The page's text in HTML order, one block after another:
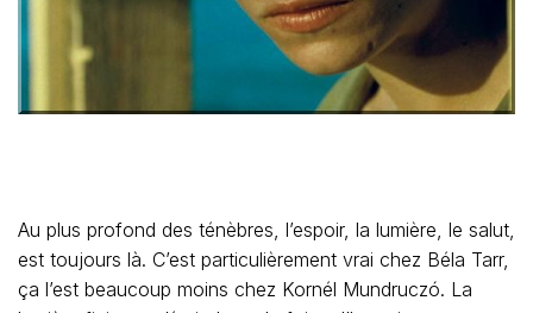
Au plus profond des ténèbres, l’espoir, la lumière, le salut,
est toujours là. C’est particulièrement vrai chez Béla Tarr,
ça l’est beaucoup moins chez Kornél Mundruczó. La